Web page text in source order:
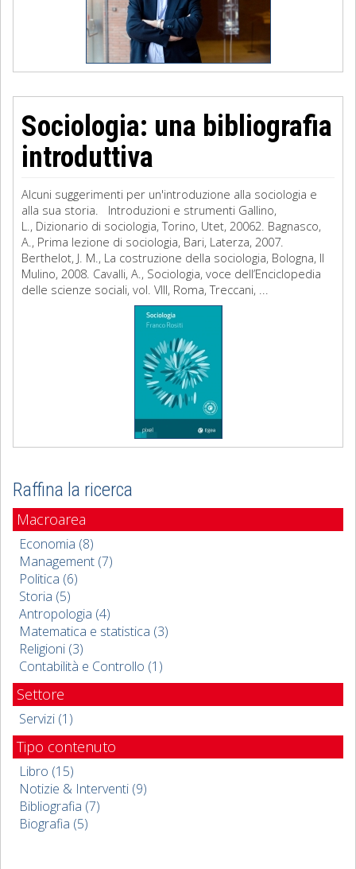
Sociologia: una bibliografia
introduttiva
Alcuni suggerimenti per un'introduzione alla sociologia e
alla sua storia. Introduzioni e strumenti Gallino,
L., Dizionario di sociologia, Torino, Utet, 20062. Bagnasco,
A., Prima lezione di sociologia, Bari, Laterza, 2007.
Berthelot, J. M., La costruzione della sociologia, Bologna, Il
Mulino, 2008. Cavalli, A., Sociologia, voce dell’Enciclopedia
delle scienze sociali, vol. VIII, Roma, Treccani, ...
Raffina la ricerca
Macroarea
Economia (8)
Management (7)
Politica (6)
Storia (5)
Antropologia (4)
Matematica e statistica (3)
Religioni (3)
Contabilità e Controllo (1)
Settore
Servizi (1)
Tipo contenuto
Libro (15)
Notizie & Interventi (9)
Bibliografia (7)
Biografia (5)